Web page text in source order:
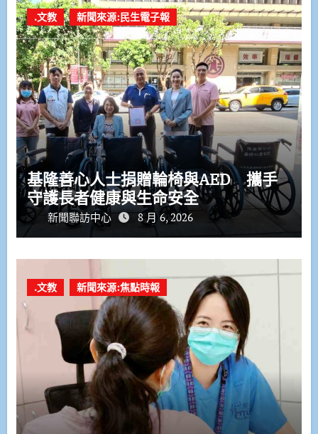
.文教 新聞來源:民生電子報
基隆善心人士捐贈輪椅與AED 攜手
守護長者健康與生命安全
新聞聯訪中心 8 月 6, 2026
.文教 新聞來源:焦點時報